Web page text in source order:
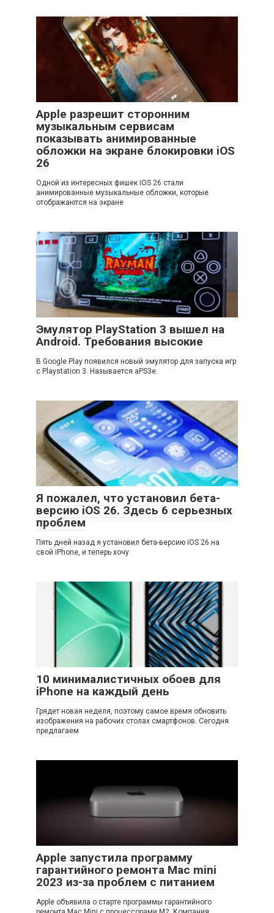
Apple разрешит сторонним
музыкальным сервисам
показывать анимированные
обложки на экране блокировки iOS
26
Одной из интересных фишек iOS 26 стали
анимированные музыкальные обложки, которые
отображаются на экране
Эмулятор PlayStation 3 вышел на
Android. Требования высокие
В Google Play появился новый эмулятор для запуска игр
с Playstation 3. Называется aPS3e.
Я пожалел, что установил бета-
версию iOS 26. Здесь 6 серьезных
проблем
Пять дней назад я установил бета-версию iOS 26 на
свой iPhone, и теперь хочу
10 минималистичных обоев для
iPhone на каждый день
Грядет новая неделя, поэтому самое время обновить
изображения на рабочих столах смартфонов. Сегодня
предлагаем
Apple запустила программу
гарантийного ремонта Mac mini
2023 из-за проблем с питанием
Apple объявила о старте программы гарантийного